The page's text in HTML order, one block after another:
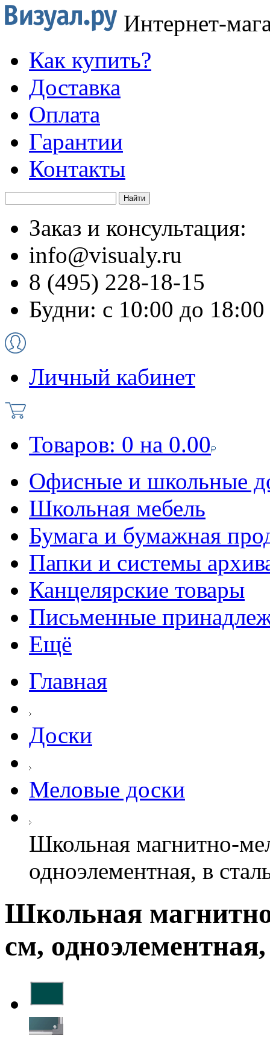
Интернет-
Как купить?
Доставка
Оплата
Гарантии
Контакты
Заказ и консультация:
info@visualy.ru
8 (495) 228-18-15
Будни: с 10:00 до 18:00
Личный кабинет
Товаров: 0 на 0.00
Офисные и школьные
Школьная мебель
Бумага и бумажная
Папки и системы
Канцелярские товары
Письменные
Ещё
Главная
Доски
Меловые доски
Школьная магнитно-
одноэлементная, в
Школьная
см,